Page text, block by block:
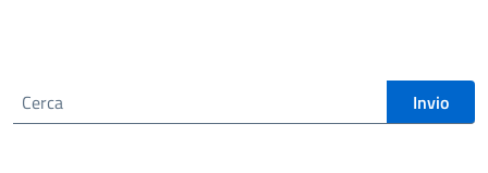
Cerca nel sito Invio